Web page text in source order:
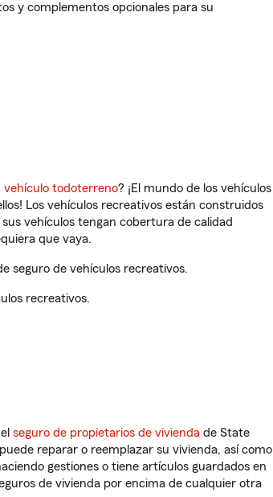
y complementos opcionales para su
vehículo todoterreno? ¡El mundo de los vehículos
Los vehículos recreativos están construidos
vehículos tengan cobertura de calidad
que vaya.
seguro de vehículos recreativos.
recreativos.
seguro de propietarios de vivienda de State
reparar o reemplazar su vivienda, así como
gestiones o tiene artículos guardados en
de vivienda por encima de cualquier otra